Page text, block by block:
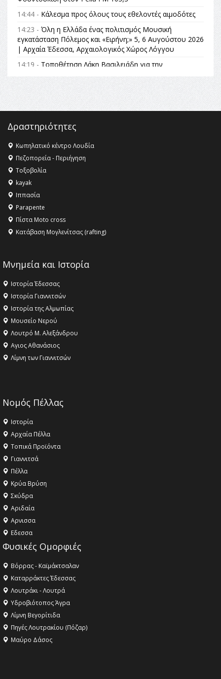
14:44 - Κάλεσμα προς όλους τους εθελοντές αιμοδότες
14:23 - Όλη η Ελλάδα ένας πολιτισμός Μουσική
εγκατάσταση Πόλεμος και «Ειρήνη;» 5, 6 Αυγούστου 2026
| Αρχαία Έδεσσα, Αρχαιολογικός Χώρος Λόγγου
14:19 - Τοποθέτηση Λάκη Βασιλειάδη για την
Αναθεώρηση του Συντάγματος: «Σε τέτοιες κορυφαίες
θεσμικές διαδικασίες υπάρχει μόνο η ευθύνη απέναντι
στις επόμενες γενιές»
16:35 -Το πρόγραμμα του ΠΑΟΚ στον δεύτερο γύρο του
16:27 - Όλυμπος: Εντάχθηκε στον Κατάλογο Παγκόσμιας
Κληρονομιάς της UNESCO – Ομόφωνη η απόφαση Ο
Όλυμπος αναγνωρίστηκε ως φυσικό και πολιτιστικό
αγαθό εξέχουσας οικουμενικής αξίας για την
ανθρωπότητα
16:18 -
ΣΤΗΝ ΕΔΕΣΣΑ
Δραστηριότητες
Κωπηλατικό κέντρο Λουδία
Πεζοπορεία - Περιήγηση
Τοξοβολία
kayak
Ιππασία
Parapente
Πίστα Moto cross
Κατάβαση Μογλενίτσας (rafting)
Μνημεία και Ιστορία
Ιστορία Έδεσσας
Ιστορία Γιαννιτσών
Ιστορία της Αλμωπίας
Μουσείο Νερού
Λουτρό Μ. Αλεξάνδρου
Αγιος Αθανάσιος
Λίμνη των Γιαννιτσών
Νομός Πέλλας
Ιστορία
Αρχαία Πέλλα
Τοπικά Προϊόντα
Γιαννιτσά
Πέλλα
Κρύα Βρύση
Σκύδρα
Αριδαία
Aρνισσα
Eδεσσα
Φυσικές Ομορφιές
Βόρρας - Καϊμάκτσαλαν
Καταρράκτες Έδεσσας
Λουτράκι - Λουτρά
Υδροβιότοπος Άγρα
Λίμνη Βεγορίτιδα
Πηγές Λουτρακίου (Πόζαρ)
Μαύρο Δάσος